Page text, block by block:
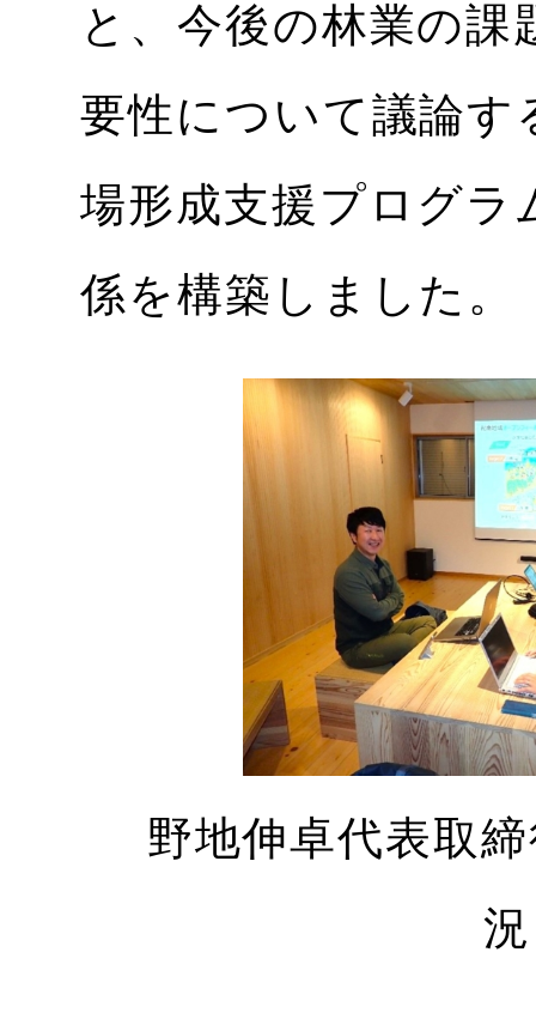
と、今後の林業の課
要性について議論す
場形成支援プログラ
係を構築しました。
野地伸卓代表取
況